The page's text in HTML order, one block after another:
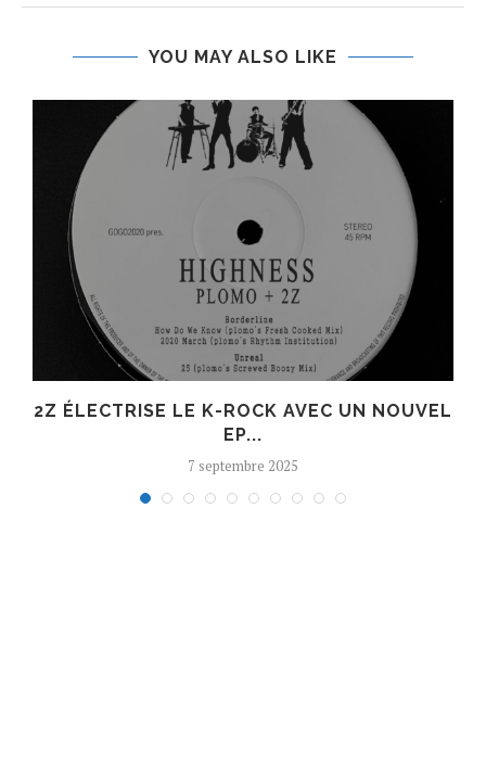
YOU MAY ALSO LIKE
2Z ÉLECTRISE LE K-ROCK AVEC UN NOUVEL
EP...
7 septembre 2025